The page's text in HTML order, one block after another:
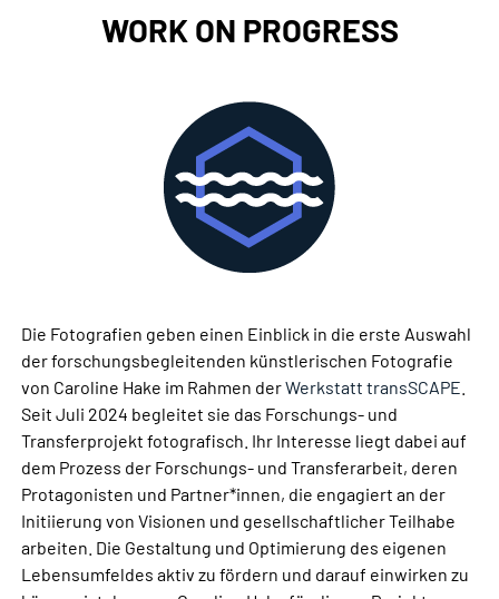
WORK ON PROGRESS
Die Fotografien geben einen Einblick in die erste Auswahl
der forschungsbegleitenden künstlerischen Fotografie
von Caroline Hake im Rahmen derWerkstatt transSCAPE
Seit Juli 2024 begleitet sie das Forschungs- und
Transferprojekt fotografisch. Ihr Interesse liegt dabei auf
dem Prozess der Forschungs- und Transferarbeit, deren
Protagonisten und Partner*innen, die engagiert an der
Initiierung von Visionen und gesellschaftlicher Teilhabe
arbeiten. Die Gestaltung und Optimierung des eigenen
Lebensumfeldes aktiv zu fördern und darauf einwirken zu